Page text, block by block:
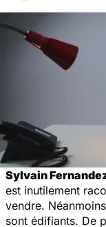
Sylvain
est inutilement
vendre.
sont édifiants. De